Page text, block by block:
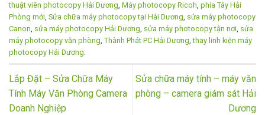
thuật viên photocopy Hải Dương, Máy photocopy Ricoh, phía Tây Hải
Phòng mới, Sửa chữa máy photocopy tại Hải Dương, sửa máy photocopy
Canon, sửa máy photocopy Hải Dương, sửa máy photocopy tận nơi, sửa
máy photocopy văn phòng, Thành Phát PC Hải Dương,thay linh kiện máy
photocopy Hải Dương.
Lắp Đặt – Sửa Chữa Máy
Tính Máy Văn Phòng Camera
Doanh Nghiệp
Sửa chữa máy tính – máy văn
phòng – camera giám sát Hải
Dương